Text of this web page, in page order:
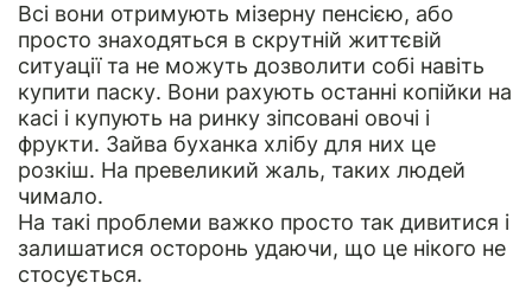
Всі вони отримують мізерну пенсією, або
просто знаходяться в скрутній життєвій
ситуації та не можуть дозволити собі навіть
купити паску. Вони рахують останні копійки на
касі і купують на ринку зіпсовані овочі і
фрукти. Зайва буханка хлібу для них це
розкіш. На превеликий жаль, таких людей
чимало.
На такі проблеми важко просто так дивитися і
залишатися осторонь удаючи, що це нікого не
стосується.